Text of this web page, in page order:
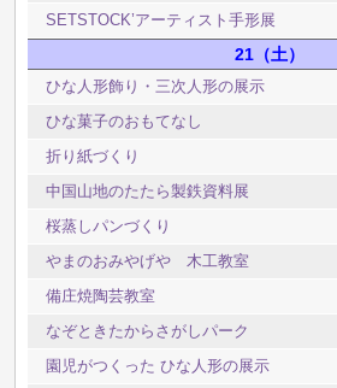
SETSTOCK’アーティスト手形展
21 土
ひな人形飾り・三次人形の展示
ひな菓子のおもてなし
折り紙づくり
中国山地のたたら製鉄資料展
桜蒸しパンづくり
やまのおみやげや 木工教室
備庄焼陶芸教室
なぞときたからさがしパーク
園児がつくった ひな人形の展示